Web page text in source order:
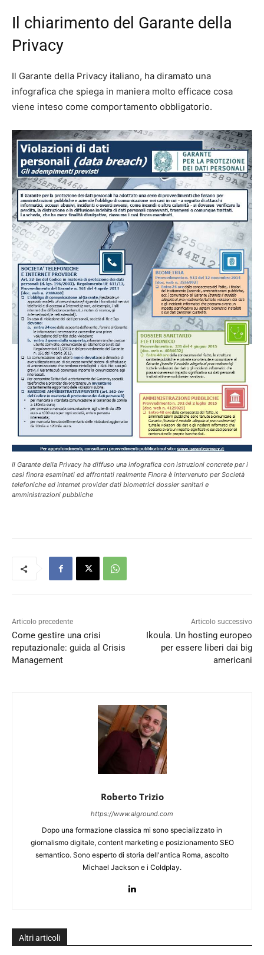
Il chiarimento del Garante della
Privacy
Il Garante della Privacy italiano, ha diramato una
infografica che spiega in maniera molto efficace cosa
viene inteso come comportamento obbligatorio.
Il Garante della Privacy ha diffuso una infografica con istruzioni concrete per i
casi finora esaminati ed affrontati realmente Finora è intervenuto per Società
telefoniche ed internet provider dati biometrici dossier sanitari e
amministrazioni pubbliche
Articolo precedente
Come gestire una crisi
reputazionale: guida al Crisis
Management
Articolo successivo
Ikoula. Un hosting europeo
per essere liberi dai big
americani
Roberto Trizio
https://www.alground.com
Dopo una formazione classica mi sono specializzato in
giornalismo digitale, content marketing e posizionamento SEO
semantico. Sono esperto di storia dell'antica Roma, ascolto
Michael Jackson e i Coldplay.
Altri articoli